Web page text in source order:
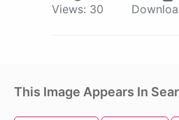
Views: 30
This Image Appears In